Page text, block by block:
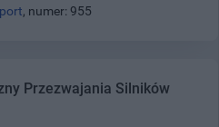
, numer: 955
Przezwajania Silników